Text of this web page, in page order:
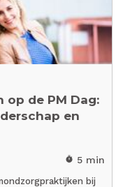
op de PM Dag:
en
timer 5 min
bij